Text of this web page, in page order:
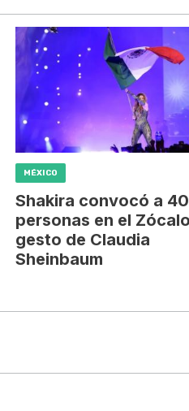
MÉXICO
Shakira convocó a
personas en el
gesto de Claudia
Sheinbaum